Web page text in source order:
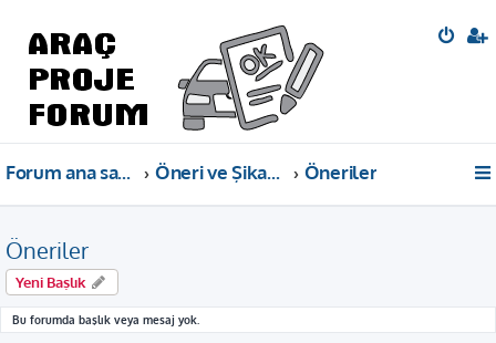
Forum ana sayfa Öneri ve Şikayetler Öneriler
Öneriler
Yeni Başlık
Bu forumda başlık veya mesaj yok.